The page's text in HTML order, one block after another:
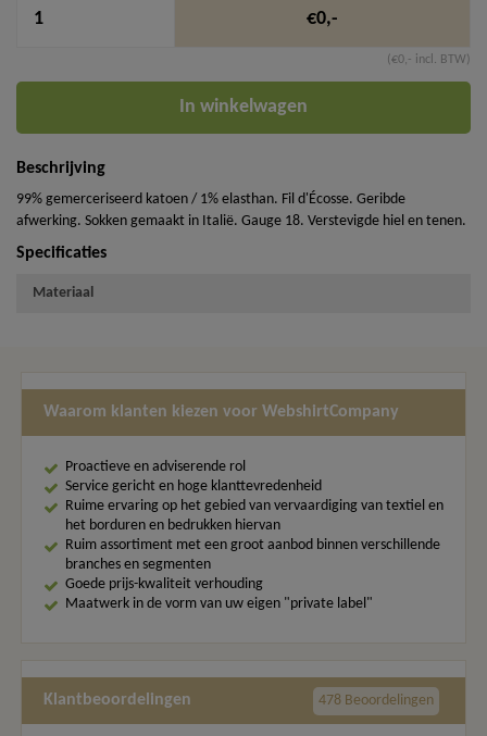
€0,-
(€0,- incl. BTW)
In winkelwagen
Beschrijving
99% gemerceriseerd katoen / 1% elasthan. Fil d'Écosse. Geribde
afwerking. Sokken gemaakt in Italië. Gauge 18. Verstevigde hiel en tenen.
Specificaties
Materiaal
Waarom klanten kiezen voor WebshirtCompany
Proactieve en adviserende rol
Service gericht en hoge klanttevredenheid
Ruime ervaring op het gebied van vervaardiging van textiel en
het borduren en bedrukken hiervan
Ruim assortiment met een groot aanbod binnen verschillende
branches en segmenten
Goede prijs-kwaliteit verhouding
Maatwerk in de vorm van uw eigen "private label"
Klantbeoordelingen 478 Beoordelingen